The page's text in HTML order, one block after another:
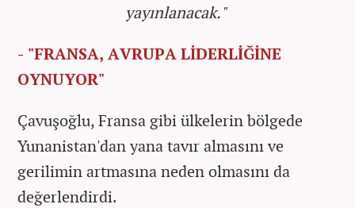
yayınlanacak."
- "FRANSA, AVRUPA LİDERLİĞİNE
OYNUYOR"
Çavuşoğlu, Fransa gibi ülkelerin bölgede
Yunanistan'dan yana tavır almasını ve
gerilimin artmasına neden olmasını da
değerlendirdi.